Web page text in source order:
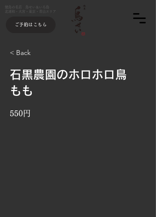
焼鳥の名店 鳥せい＆いろ鳥
北浦和・大宮・東京・青山エリア
ご予約はこちら
< Back
石黒農園のホロホロ鳥
もも
550円